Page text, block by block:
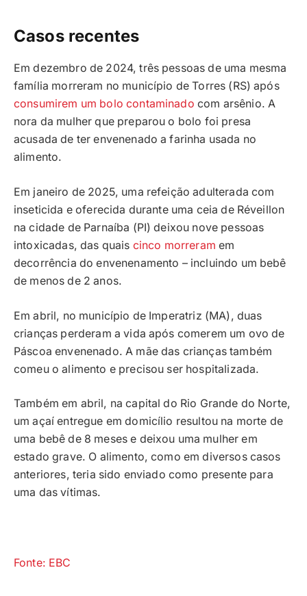
Casos recentes
Em dezembro de 2024, três pessoas de uma mesma
família morreram no município de Torres (RS) após
consumirem um bolo contaminado com arsênio. A
nora da mulher que preparou o bolo foi presa
acusada de ter envenenado a farinha usada no
alimento.
Em janeiro de 2025, uma refeição adulterada com
inseticida e oferecida durante uma ceia de Réveillon
na cidade de Parnaíba (PI) deixou nove pessoas
intoxicadas, das quais cinco morreram em
decorrência do envenenamento – incluindo um bebê
de menos de 2 anos.
Em abril, no município de Imperatriz (MA), duas
crianças perderam a vida após comerem um ovo de
Páscoa envenenado. A mãe das crianças também
comeu o alimento e precisou ser hospitalizada.
Também em abril, na capital do Rio Grande do Norte,
um açaí entregue em domicílio resultou na morte de
uma bebê de 8 meses e deixou uma mulher em
estado grave. O alimento, como em diversos casos
anteriores, teria sido enviado como presente para
uma das vítimas.
Fonte: EBC